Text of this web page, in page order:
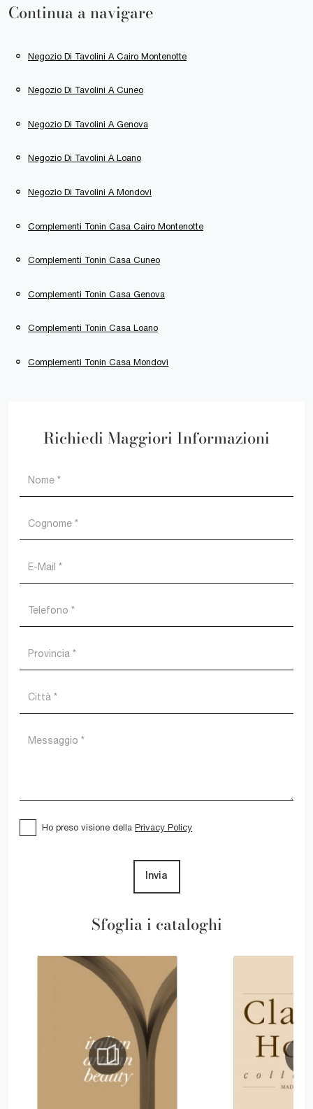
Continua a navigare
Negozio Di Tavolini A Cairo Montenotte
Negozio Di Tavolini A Cuneo
Negozio Di Tavolini A Genova
Negozio Di Tavolini A Loano
Negozio Di Tavolini A Mondovì
Complementi Tonin Casa Cairo Montenotte
Complementi Tonin Casa Cuneo
Complementi Tonin Casa Genova
Complementi Tonin Casa Loano
Complementi Tonin Casa Mondovì
Sfoglia i cataloghi
Richiedi Maggiori Informazioni
Ho preso visione della Privacy Policy
Invia